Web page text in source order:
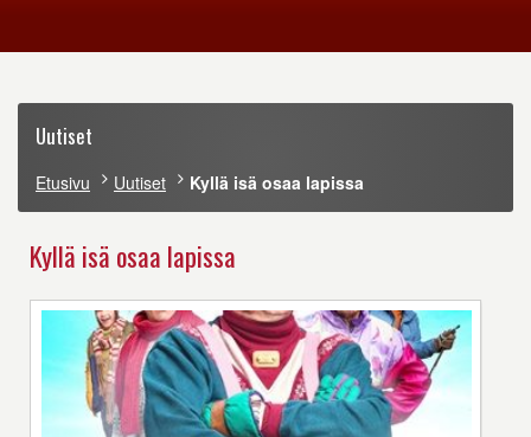
Uutiset
Etusivu Uutiset Kyllä isä osaa lapissa
Kyllä isä osaa lapissa